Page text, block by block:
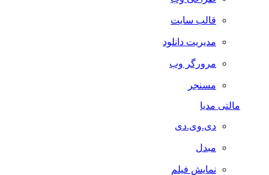
قالب سایت
مدیریت دانلود
مرورگر وب
مسنجر
مالتی مدیا
دی.وی.دی
مبدل
نمایش فیلم